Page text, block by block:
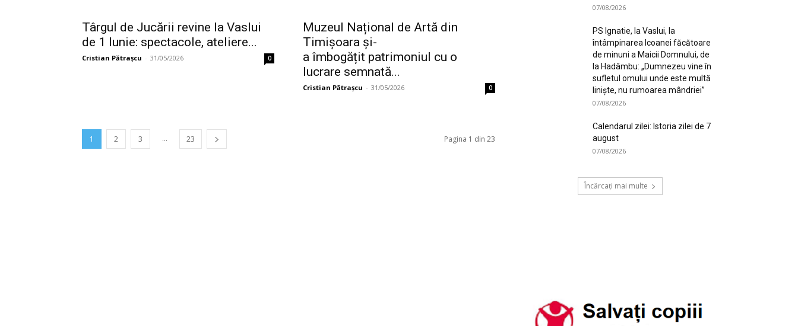
Târgul de Jucării revine la Vaslui
de 1 Iunie: spectacole, ateliere...
Cristian Pătrașcu - 31/05/2026 0
Muzeul Național de Artă din
Timișoara și-
a îmbogățit patrimoniul cu o
lucrare semnată...
Cristian Pătrașcu - 31/05/2026 0
1 2 3 ... 23 Pagina 1 din 23
07/08/2026
PS Ignatie, la Vaslui, la
întâmpinarea Icoanei făcătoare
de minuni a Maicii Domnului, de
la Hadâmbu: „Dumnezeu vine în
sufletul omului unde este multă
liniște, nu rumoarea mândriei”
07/08/2026
Calendarul zilei: Istoria zilei de 7
august
07/08/2026
Încărcați mai multe